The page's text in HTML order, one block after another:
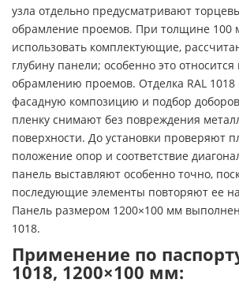
узла отдельно предусматривают
обрамление проемов. При толщине 100
использовать комплектующие,
глубину панели; особенно это относится
обрамлению проемов. Отделка RAL 1018
фасадную композицию и подбор
пленку снимают без повреждения
поверхности. До установки проверяют
положение опор и соответствие
панель выставляют особенно точно,
последующие элементы повторяют ее
Панель размером 1200×100 мм
1018.
Применение по
1018, 1200×100 мм: